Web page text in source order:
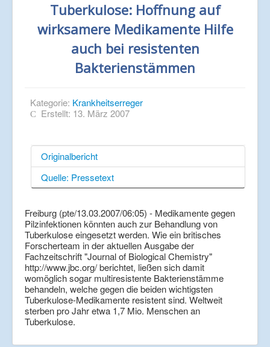
Tuberkulose: Hoffnung auf
wirksamere Medikamente Hilfe
auch bei resistenten
Bakterienstämmen
Kategorie: Krankheitserreger
Erstellt: 13. März 2007
Originalbericht
Quelle: Pressetext
Freiburg (pte/13.03.2007/06:05) - Medikamente gegen
Pilzinfektionen könnten auch zur Behandlung von
Tuberkulose eingesetzt werden. Wie ein britisches
Forscherteam in der aktuellen Ausgabe der
Fachzeitschrift "Journal of Biological Chemistry"
http://www.jbc.org/ berichtet, ließen sich damit
womöglich sogar multiresistente Bakterienstämme
behandeln, welche gegen die beiden wichtigsten
Tuberkulose-Medikamente resistent sind. Weltweit
sterben pro Jahr etwa 1,7 Mio. Menschen an
Tuberkulose.